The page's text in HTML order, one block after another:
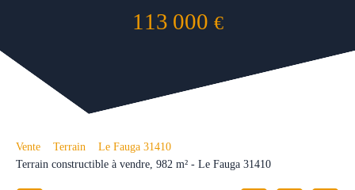
113 000 €
Vente Terrain
Le Fauga 31410
Terrain constructible à vendre, 982 m² - Le Fauga 31410